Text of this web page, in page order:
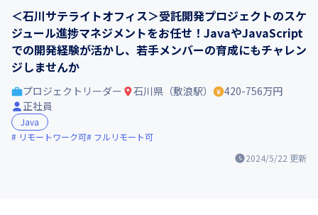
＜石川サテライトオフィス＞受託開発プロジェクトのスケ
ジュール進捗マネジメントをお任せ！JavaやJavaScript
での開発経験が活かし、若手メンバーの育成にもチャレン
ジしませんか
2024/5/22 更新
プロジェクトリーダー 石川県（敷浪駅）
420-756万円
正社員
Java
リモートワーク可
フルリモート可